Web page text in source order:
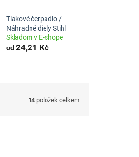
Tlakové čerpadlo /
Náhradné diely Stihl
Skladom v E-shope
od24,21 Kč
14 položek celkem